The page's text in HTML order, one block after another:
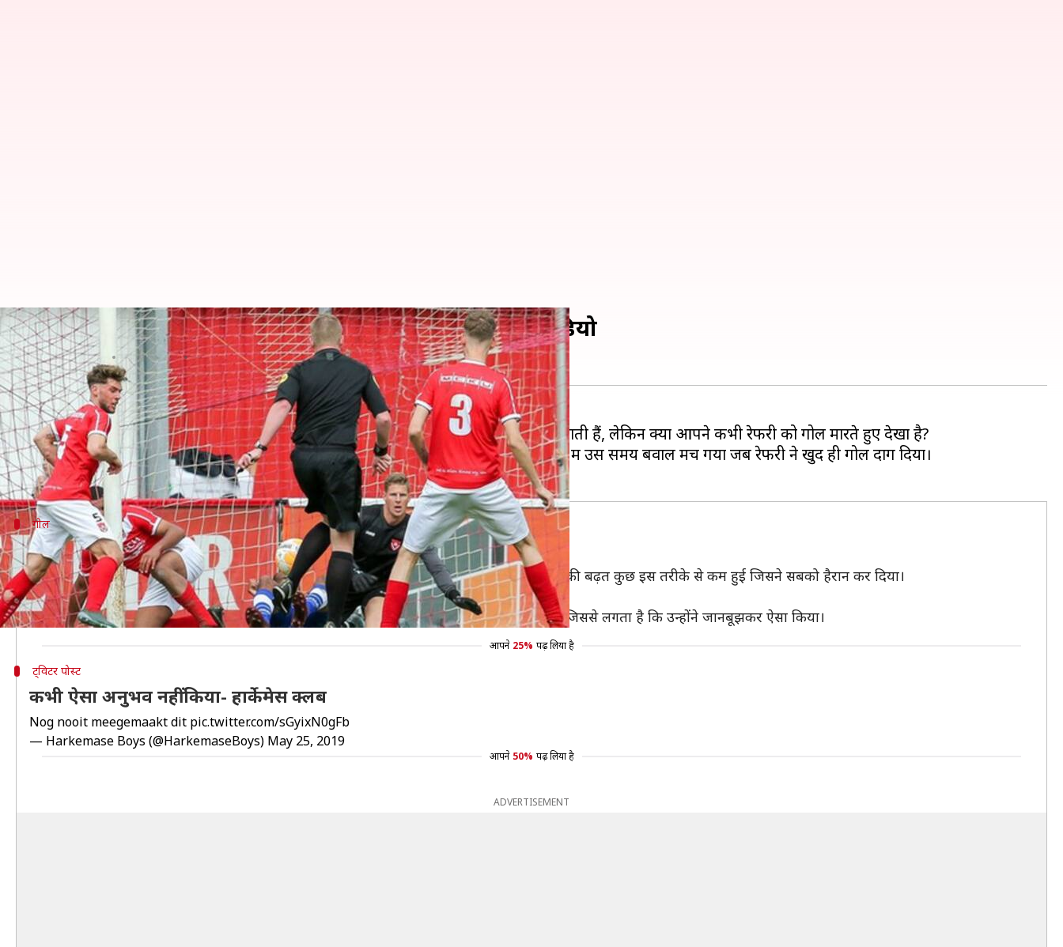
फुटबॉल मैच में रेफरी ने दागा गोल, टीम के खाते में जुड़ा, देखें वीडियो
लेखन Neeraj Pandey May 28, 2019 12:54 pm
क्या है खबर?
फुटबॉल में अक्सर जोश इतना ज़्यादा होता है कि तमाम तरह की चीजें हमें मैदान में देखने को मिल जाती हैं, लेकिन क्या आपने कभी रेफरी को गोल मारते हुए देखा है?
शनिवार को डच लोवर-लीग फुटबॉल में हार्केमेस ब्वॉयज और HSV होएक के बीच खेले गए मुकाबले में उस समय बवाल मच गया जब रेफरी ने खुद ही गोल दाग दिया।
गोल
क्या जानबूझकर रेफरी ने किया गोल?
फोर्थ-टियर के सीजन के अपने आखिरी मुकाबले में होम टीम हार्केमेस 3-1 से आगे चल रही थी, लेकिन उनकी बढ़त कुछ इस तरीके से कम हुई जिसने सबको हैरान कर दिया।
गेंद बॉक्स में थी और वह रेफरी माउरिस पारहुइस के पैरों से टकराकर गोलपोस्ट में चली गई।
हालांकि, वीडियो में साफ देखा जा सकता है कि उन्होंने गेंद लगते समय अपने पैरों से गेंद को दिशा दी थी, जिससे लगता है कि उन्होंने जानबूझकर ऐसा किया।
आपने 25% पढ़ लिया है
ट्विटर पोस्ट
कभी ऐसा अनुभव नहीं किया- हार्केमेस क्लब
Nog nooit meegemaakt dit pic.twitter.com/sGyixN0gFb
— Harkemase Boys (@HarkemaseBoys) May 25, 2019
आपने 50% पढ़ लिया है
ADVERTISEMENT